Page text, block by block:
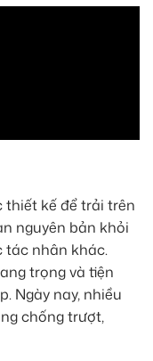
thiết kế để trải trên
nguyên bản khỏi
tác nhân khác.
trọng và tiện
Ngày nay, nhiều
chống trượt,